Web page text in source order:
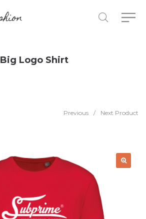
Big Logo Shirt
Previous / Next Product